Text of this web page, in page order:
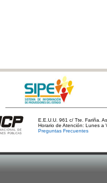
E.E.U.U. 961 c/ Tte. Fariña.
Horario de Atención: Lunes a
Preguntas Frecuentes